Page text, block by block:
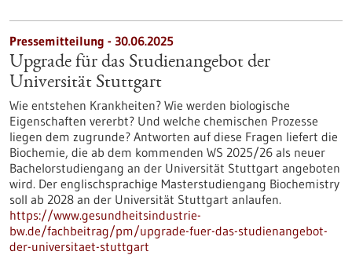
Pressemitteilung - 30.06.2025
Upgrade für das Studienangebot der
Universität Stuttgart
Wie entstehen Krankheiten? Wie werden biologische
Eigenschaften vererbt? Und welche chemischen Prozesse
liegen dem zugrunde? Antworten auf diese Fragen liefert die
Biochemie, die ab dem kommenden WS 2025/26 als neuer
Bachelorstudiengang an der Universität Stuttgart angeboten
wird. Der englischsprachige Masterstudiengang Biochemistry
soll ab 2028 an der Universität Stuttgart anlaufen.
https://www.gesundheitsindustrie-
bw.de/fachbeitrag/pm/upgrade-fuer-das-studienangebot-
der-universitaet-stuttgart